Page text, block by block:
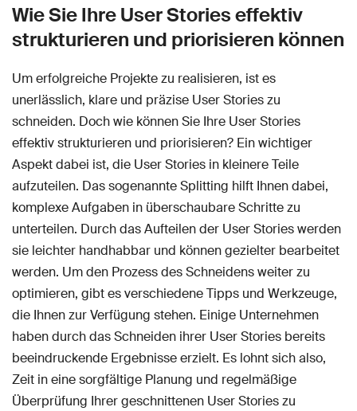
Wie Sie Ihre User Stories effektiv
strukturieren und priorisieren können
Um erfolgreiche Projekte zu realisieren, ist es
unerlässlich, klare und präzise User Stories zu
schneiden. Doch wie können Sie Ihre User Stories
effektiv strukturieren und priorisieren? Ein wichtiger
Aspekt dabei ist, die User Stories in kleinere Teile
aufzuteilen. Das sogenannte Splitting hilft Ihnen dabei,
komplexe Aufgaben in überschaubare Schritte zu
unterteilen. Durch das Aufteilen der User Stories werden
sie leichter handhabbar und können gezielter bearbeitet
werden. Um den Prozess des Schneidens weiter zu
optimieren, gibt es verschiedene Tipps und Werkzeuge,
die Ihnen zur Verfügung stehen. Einige Unternehmen
haben durch das Schneiden ihrer User Stories bereits
beeindruckende Ergebnisse erzielt. Es lohnt sich also,
Zeit in eine sorgfältige Planung und regelmäßige
Überprüfung Ihrer geschnittenen User Stories zu